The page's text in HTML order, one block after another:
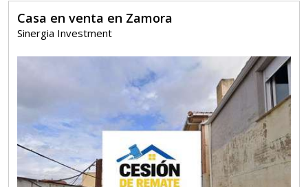
Casa en venta en Zamora
Sinergia Investment